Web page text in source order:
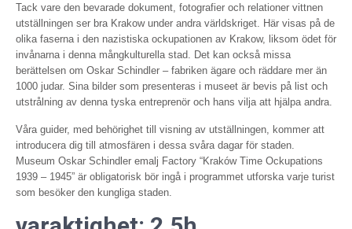
Tack vare den bevarade dokument, fotografier och relationer vittnen
utställningen ser bra Krakow under andra världskriget. Här visas på de
olika faserna i den nazistiska ockupationen av Krakow, liksom ödet för
invånarna i denna mångkulturella stad. Det kan också missa
berättelsen om Oskar Schindler – fabriken ägare och räddare mer än
1000 judar. Sina bilder som presenteras i museet är bevis på list och
utstrålning av denna tyska entreprenör och hans vilja att hjälpa andra.
Våra guider, med behörighet till visning av utställningen, kommer att
introducera dig till atmosfären i dessa svåra dagar för staden.
Museum Oskar Schindler emalj Factory “Kraków Time Ockupations
1939 – 1945” är obligatorisk bör ingå i programmet utforska varje turist
som besöker den kungliga staden.